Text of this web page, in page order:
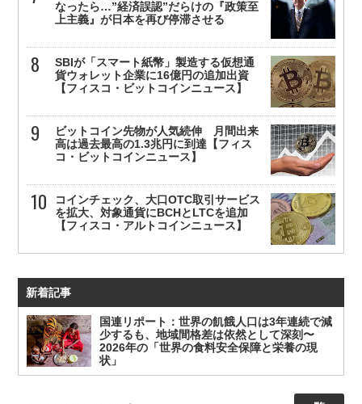
なったら…”経済誤認”だらけの『政策至
上主義』が日本を再び停滞させる
SBIが「スマート紙幣」製造する仮想通
貨ウォレット企業に16億円の追加出資
【フィスコ・ビットコインニュース】
ビットコイン先物が人気続伸 月間出来
高は過去最高の1.3兆円に到達【フィス
コ・ビットコインニュース】
コインチェック、大口OTC取引サービス
を拡大、対象通貨にBCHとLTCを追加
【フィスコ・アルトコインニュース】
新着記事
国連リポート：世界の飢餓人口は3年連続で減
少するも、地域間格差は依然として深刻〜
2026年の「世界の食料安全保障と栄養の現
状」